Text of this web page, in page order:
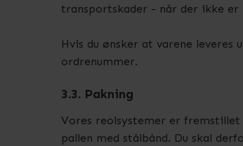
transportskader - når der ikke
Hvis du ønsker at varene
ordrenummer.
3.3. Pakning
Vores reolsystemer er
pallen med stålbånd. Du skal